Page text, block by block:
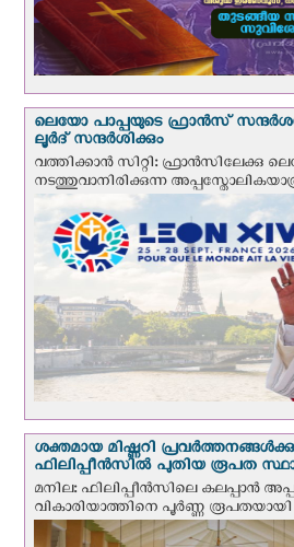
ലെയോ പാപ്പയുടെ ഫ്രാന്‍സ്
ലൂര്‍ദ് സന്ദര്‍ശിക്കും
വത്തിക്കാന്‍ സിറ്റി: ഫ്രാൻസിലേക്കു
നടത്തുവാനിരിക്കുന്ന
ശക്തമായ മിഷ്ണറി
ഫിലിപ്പീൻസിൽ പുതിയ രൂപത
മനില: ഫിലിപ്പീൻസിലെ കലപ്പാൻ
വികാരിയാത്തിനെ പൂർണ്ണ